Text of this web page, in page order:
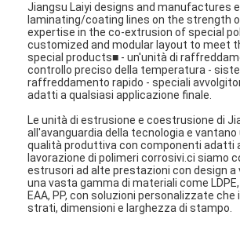
Jiangsu Laiyi designs and manufactures
laminating/coating lines on the strength
expertise in the co-extrusion of special
customized and modular layout to meet
special products■ - un'unità di
controllo preciso della temperatura -
raffreddamento rapido - speciali
adatti a qualsiasi applicazione finale.
Le unità di estrusione e coestrusione di
all'avanguardia della tecnologia e vantano
qualità produttiva con componenti adatti
lavorazione di polimeri corrosivi.ci siamo
estrusori ad alte prestazioni con design a
una vasta gamma di materiali come LDPE,
EAA, PP, con soluzioni personalizzate che
strati, dimensioni e larghezza di stampo.